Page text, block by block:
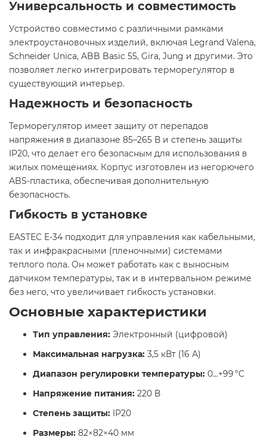
Универсальность и совместимость
Устройство совместимо с различными рамками
электроустановочных изделий, включая Legrand Valena,
Schneider Unica, ABB Basic 55, Gira, Jung и другими. Это
позволяет легко интегрировать терморегулятор в
существующий интерьер.​
Надежность и безопасность
Терморегулятор имеет защиту от перепадов
напряжения в диапазоне 85–265 В и степень защиты
IP20, что делает его безопасным для использования в
жилых помещениях. Корпус изготовлен из негорючего
ABS-пластика, обеспечивая дополнительную
безопасность.​
Гибкость в установке
EASTEC E-34 подходит для управления как кабельными,
так и инфракрасными (пленочными) системами
теплого пола. Он может работать как с выносным
датчиком температуры, так и в интервальном режиме
без него, что увеличивает гибкость установки.​
Основные характеристики
Тип управления: Электронный (цифровой)
Максимальная нагрузка: 3,5 кВт (16 А)
Диапазон регулировки температуры: 0...+99 °C
Напряжение питания: 220 В
Степень защиты: IP20
Размеры: 82×82×40 мм